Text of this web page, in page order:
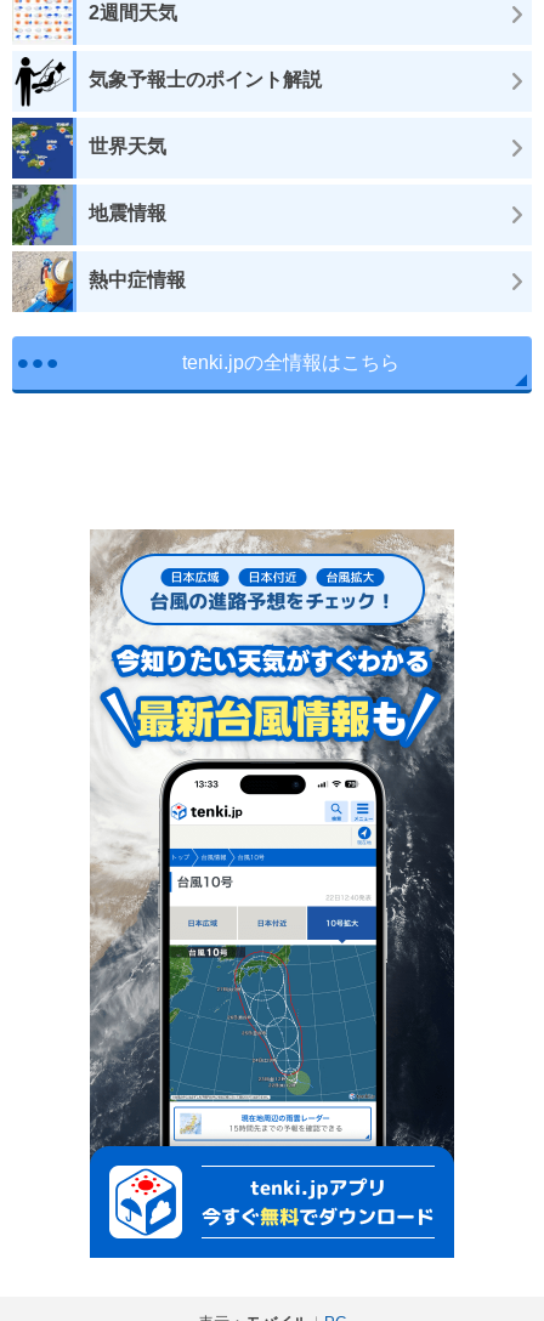
2週間天気
気象予報士のポイント解説
世界天気
地震情報
熱中症情報
tenki.jpの全情報はこちら